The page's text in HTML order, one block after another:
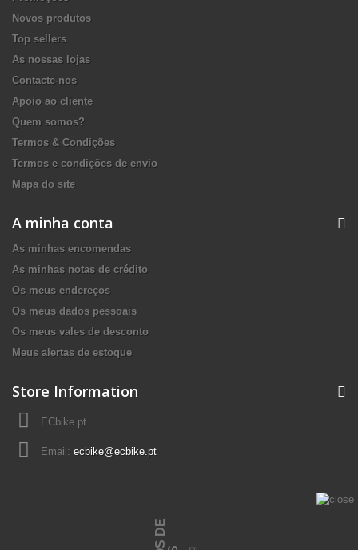
Novos produtos
Top sellers
As nossas lojas
Contacte-nos
Apoio ao cliente
Quem somos?
Termos & Condições
Termos e condições de envio
Mapa do site
A minha conta
As minhas encomendas
As minhas notas de crédito
Os meus endereços
Os meus dados pessoais
Os meus vales de desconto
Meus alertas de estoque
Store Information
ECbike.pt
Email: ecbike@ecbike.pt